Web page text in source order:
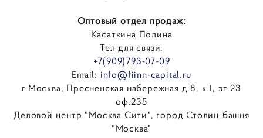
Оптовый отдел продаж:
Касаткина Полина
Тел для связи:
+7(909)793-07-09
Email: info@fiinn-capital.ru
г.Москва, Пресненская набережная д.8, к.1, эт.23
оф.235
Деловой центр "Москва Сити", город Столиц башня
"Москва"